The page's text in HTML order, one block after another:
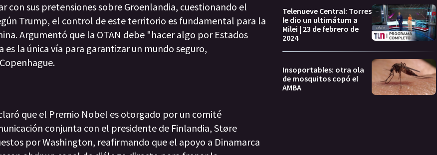
sus pretensiones sobre Groenlandia, cuestionando el
Trump, el control de este territorio es fundamental para la
Argumentó que la OTAN debe "hacer algo por Estados
la única vía para garantizar un mundo seguro,
que el Premio Nobel es otorgado por un comité
conjunta con el presidente de Finlandia, Støre
por Washington, reafirmando que el apoyo a Dinamarca
Telenueve Central: Torres
le dio un ultimátum a
Milei | 23 de febrero de
2024
Insoportables: otra ola
de mosquitos copó el
AMBA